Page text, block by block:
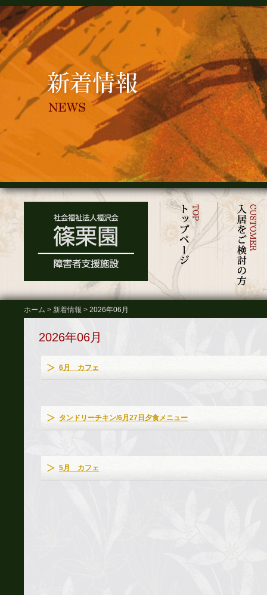
ホーム > 新着情報 > 2026年06月
2026年06月
6月 カフェ
タンドリーチキン/6月27日夕食メニュー
5月 カフェ